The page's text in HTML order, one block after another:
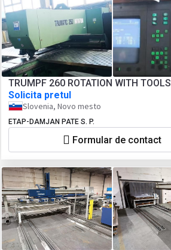
TRUMPF 260 ROTATION WITH TOOLS
Solicita pretul
Slovenia, Novo mesto
ETAP-DAMJAN PATE S. P.
Formular de contact